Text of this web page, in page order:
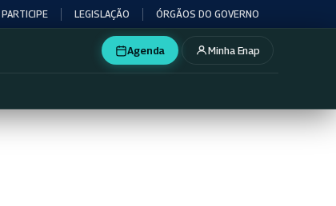
PARTICIPE LEGISLAÇÃO ÓRGÃOS DO GOVERNO
Agenda Minha Enap